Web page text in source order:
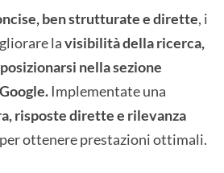
ben strutturate e dirette, i
lavisibilità della ricerca,
nella sezione
Implementate una
risposte dirette e rilevanza
per ottenere prestazioni ottimali.